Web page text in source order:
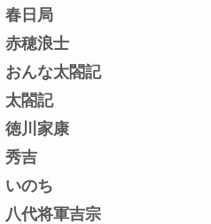
日局
穂浪士
んな太閤記
閤記
川家康
吉
のち
代将軍吉宗